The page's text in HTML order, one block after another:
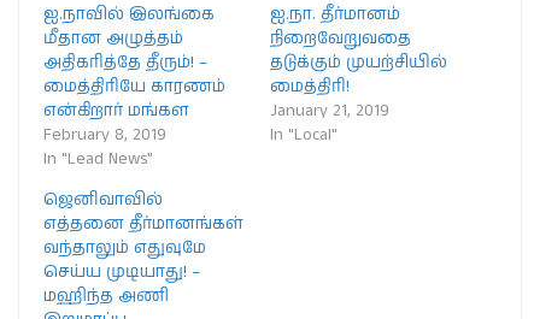
ஐ.நாவில் இலங்கை
மீதான அழுத்தம்
அதிகரித்தே தீரும்! –
மைத்திரியே காரணம்
என்கிறார் மங்கள
February 8, 2019
In "Lead News"
ஐ.நா. தீர்மானம்
நிறைவேறுவதை
தடுக்கும் முயற்சியில்
மைத்திரி!
January 21, 2019
In "Local"
ஜெனிவாவில்
எத்தனை தீர்மானங்கள்
வந்தாலும் எதுவுமே
செய்ய முடியாது! –
மஹிந்த அணி